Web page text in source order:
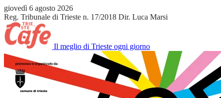
giovedì 6 agosto 2026
Reg. Tribunale di Trieste n. 17/2018 Dir. Luca Marsi
Il meglio di Trieste ogni giorno